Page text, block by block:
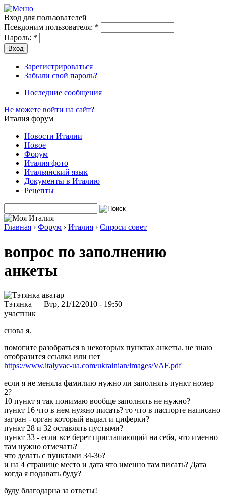
Вход для пользователей
Псевдоним пользователя: *
Пароль: *
Зарегистрироваться
Забыли свой пароль?
Последние сообщения
Не можете войти на сайт?
Италия форум
Новости Италии
Новое
Форум
Италия фото
Итальянский язык
Документы в Италию
Рецепты
Главная › Форум › Италия › Спроси совет
вопрос по заполнению
анкеты
Тэтянка — Втр, 21/12/2010 - 19:50
участник
снова я.
помогите разобраться в некоторых пунктах анкеты. не знаю
отобразится ссылка или нет
https://www.italyvac-ua.com/ukrainian/images/VAF.pdf
если я не меняла фамилию нужно ли заполнять пункт номер
2?
10 пункт я так понимаю вообще заполнять не нужно?
пункт 16 что в нем нужно писать? то что в паспорте написано
загран - орган который выдал и циферки?
пункт 28 и 32 оставлять пустыми?
пункт 33 - если все берет приглашающий на себя, что именно
там нужно отмечать?
что делать с пунктами 34-36?
и на 4 странице место и дата что именно там писать? Дата
когда я подавать буду?
буду благодарна за ответы!